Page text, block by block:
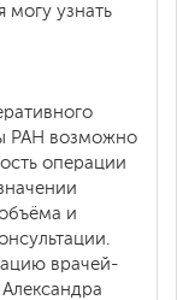
могу узнать
РАН возможно
операции
и
врачей-